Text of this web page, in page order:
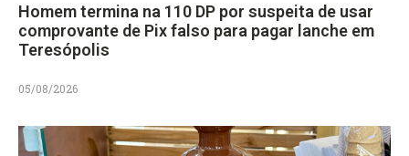
Homem termina na 110 DP por suspeita de usar
comprovante de Pix falso para pagar lanche em
Teresópolis
05/08/2026